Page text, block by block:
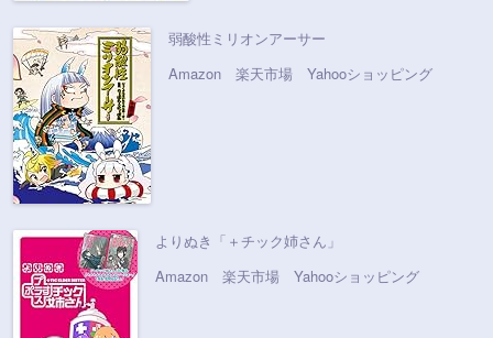
弱酸性ミリオンアーサー
Amazon
楽天市場 Yahooショッピング
よりぬき「＋チック姉さん」
Amazon
楽天市場 Yahooショッピング